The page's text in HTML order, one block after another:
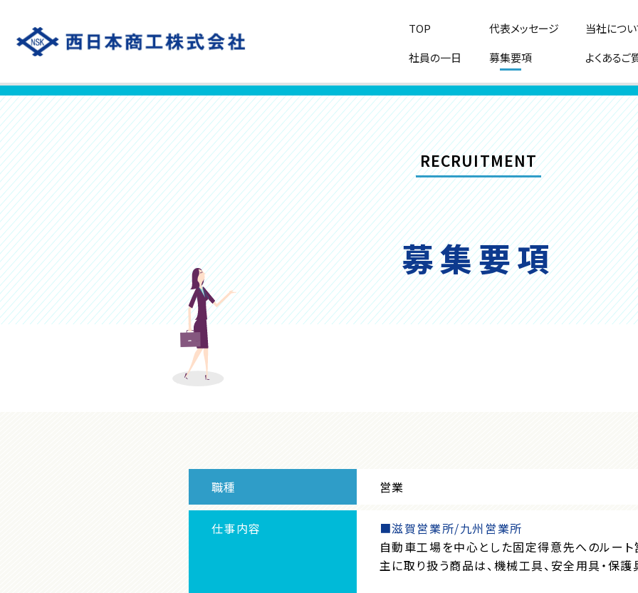
TOP 代表メッセージ
当社につ
社員の一日
募集要項 よくあるご
RECRUITMENT
募集要項
職種 営業
仕事内容
■滋賀営業所/九州営業所
自動車工場を中心とした固定得意先へのルート
主に取り扱う商品は、機械工具、安全用具・保護